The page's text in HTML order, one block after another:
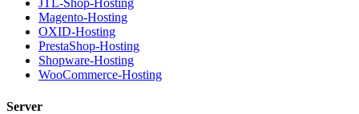
JTL-Shop-Hosting
Magento-Hosting
OXID-Hosting
PrestaShop-Hosting
Shopware-Hosting
WooCommerce-Hosting
Server